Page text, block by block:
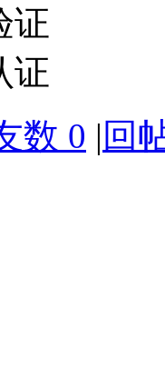
证
证
数 0 | 回